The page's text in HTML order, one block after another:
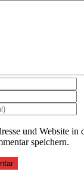
und Website in
speichern.